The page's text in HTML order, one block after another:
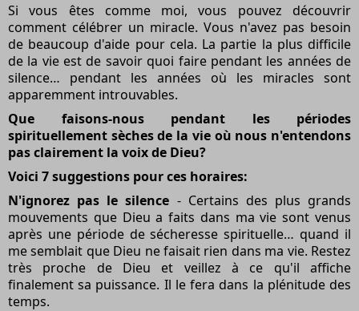
Si vous êtes comme moi, vous pouvez découvrir
comment célébrer un miracle. Vous n'avez pas besoin
de beaucoup d'aide pour cela. La partie la plus difficile
de la vie est de savoir quoi faire pendant les années de
silence… pendant les années où les miracles sont
apparemment introuvables.
Que faisons-nous pendant les périodes
spirituellement sèches de la vie où nous n'entendons
pas clairement la voix de Dieu?
Voici 7 suggestions pour ces horaires:
N'ignorez pas le silence - Certains des plus grands
mouvements que Dieu a faits dans ma vie sont venus
après une période de sécheresse spirituelle… quand il
me semblait que Dieu ne faisait rien dans ma vie. Restez
très proche de Dieu et veillez à ce qu'il affiche
finalement sa puissance. Il le fera dans la plénitude des
temps.